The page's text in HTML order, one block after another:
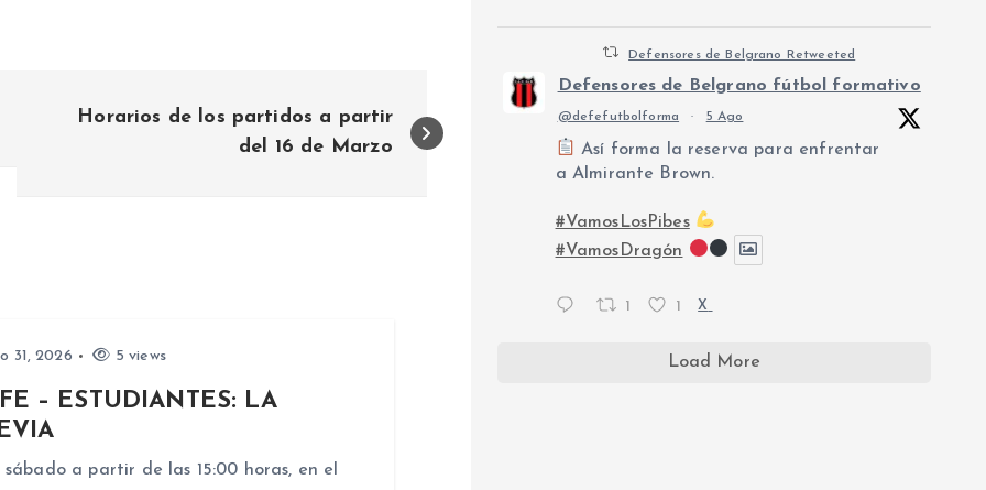
Horarios de los partidos a partir
del 16 de Marzo
31, 2026 5 views
– ESTUDIANTES: LA
sábado a partir de las 15:00 horas, en el
Defensores de Belgrano Retweeted
Defensores de Belgrano fútbol formativo
@defefutbolforma · 5 Ago
Así forma la reserva para enfrentar
a Almirante Brown.
#VamosLosPibes
#VamosDragón
1 1 X
Load More